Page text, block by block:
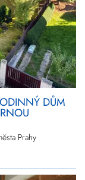
DŮM
Prahy